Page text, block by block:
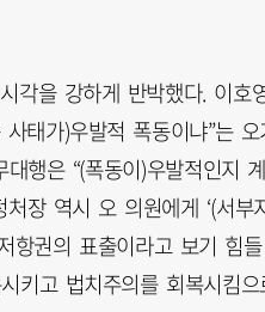
각을 강하게 반박했다. 이호
태가)우발적 폭동이냐”는 오
행은 “(폭동이)우발적인지 계
장 역시 오 의원에게 ‘(서부
항권의 표출이라고 보기 힘들
키고 법치주의를 회복시킴으